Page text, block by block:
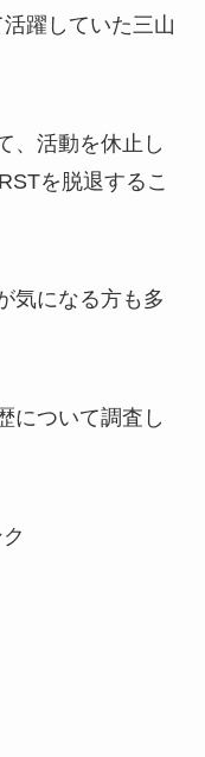
躍していた三山
、活動を休止し
を脱退するこ
気になる方も多
について調査し